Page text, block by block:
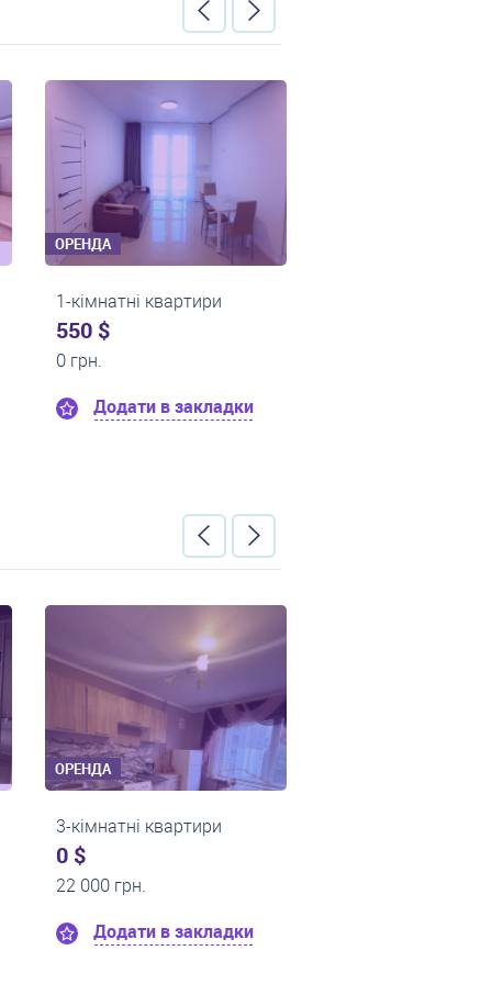
ОРЕНДА
1-кімнатні квартири
Додати в закладки
ОРЕНДА
Багато-кімнатні кв-ри
20 000 грн.
Додати в закладки